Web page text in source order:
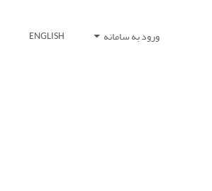
ورود به سامانه ENGLISH